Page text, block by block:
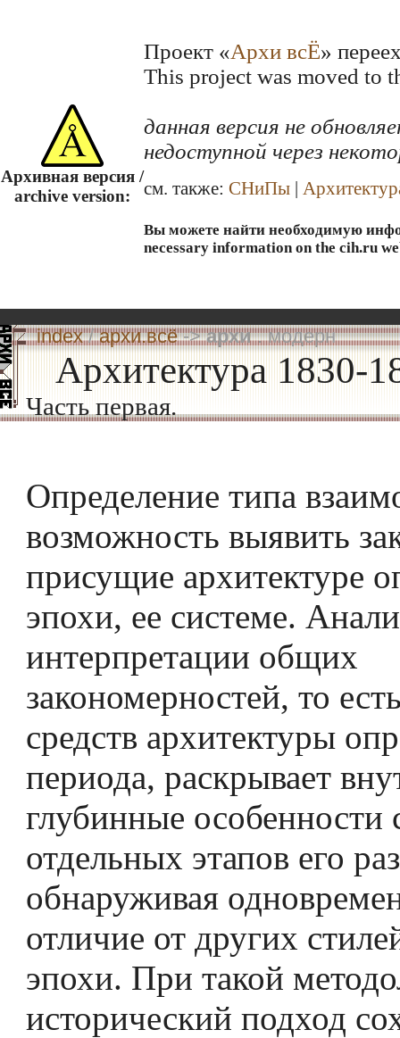
Архивная версия /
archive version:
Проект «Архи всЁ»
This project was moved to
данная версия не
недоступной через
см. также: СНиПы
Вы можете найти необходимую
necessary information on the cih.ru
index / архи.всё ->архи. модерн
Архитектура 1830-
Часть первая.
Определение типа
возможность выявить
присущие архитектуре
эпохи, ее системе.
интерпретации общих
закономерностей, то
средств архитектуры
периода, раскрывает
глубинные особенности
отдельных этапов его
обнаруживая
отличие от других
эпохи. При такой
исторический подход